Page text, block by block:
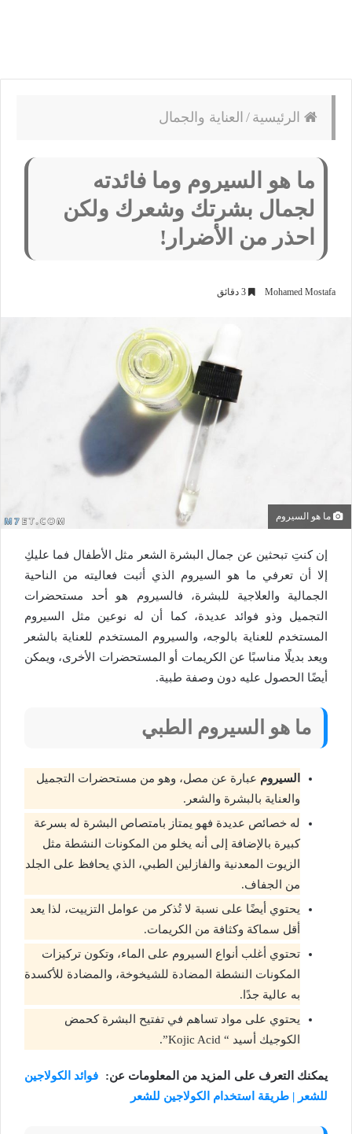
الرئيسية / العناية والجمال
ما هو السيروم وما فائدته
لجمال بشرتك وشعرك ولكن
احذر من الأضرار!
Mohamed Mostafa
ما هو السيروم
إن كنتِ تبحثين عن جمال البشرة الشعر مثل الأطفال فما عليكِ
إلا أن تعرفي ما هو السيروم الذي أثبت فعاليته من الناحية
الجمالية والعلاجية للبشرة، فالسيروم هو أحد مستحضرات
التجميل وذو فوائد عديدة، كما أن له نوعين مثل السيروم
المستخدم للعناية بالوجه، والسيروم المستخدم للعناية بالشعر
ويعد بديلًا مناسبًا عن الكريمات أو المستحضرات الأخرى، ويمكن
أيضًا الحصول عليه دون وصفة طبية.
ما هو السيروم الطبي
السيروم عبارة عن مصل، وهو من مستحضرات التجميل
والعناية بالبشرة والشعر.
له خصائص عديدة فهو يمتاز بامتصاص البشرة له بسرعة
كبيرة بالإضافة إلى أنه يخلو من المكونات النشطة مثل
الزيوت المعدنية والفازلين الطبي، الذي يحافظ على الجلد
من الجفاف.
يحتوي أيضًا على نسبة لا تُذكر من عوامل التزييت، لذا يعد
أقل سماكة وكثافة من الكريمات.
تحتوي أغلب أنواع السيروم على الماء، وتكون تركيزات
المكونات النشطة المضادة للشيخوخة، والمضادة للأكسدة
به عالية جدًا.
يحتوي على مواد تساهم في تفتيح البشرة كحمض
الكوجيك أسيد “ Kojic Acid”.
يمكنك التعرف على المزيد من المعلومات عن:
فوائد الكولاجين
للشعر | طريقة استخدام الكولاجين للشعر